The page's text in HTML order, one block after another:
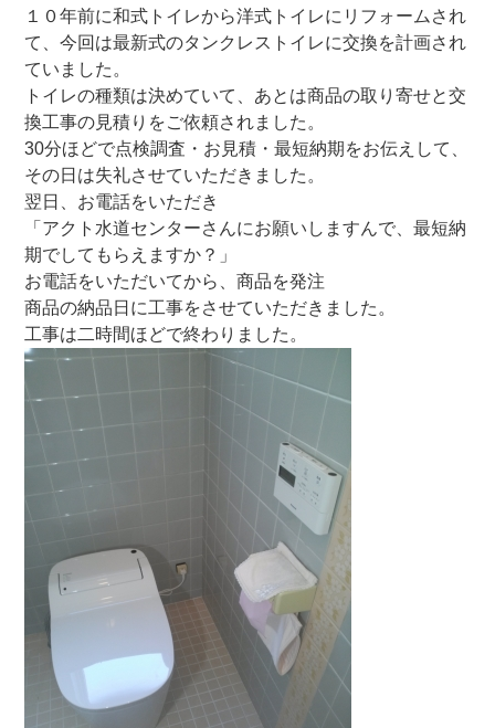
１０年前に和式トイレから洋式トイレにリフォームされ
て、今回は最新式のタンクレストイレに交換を計画され
ていました。
トイレの種類は決めていて、あとは商品の取り寄せと交
換工事の見積りをご依頼されました。
30分ほどで点検調査・お見積・最短納期をお伝えして、
その日は失礼させていただきました。
翌日、お電話をいただき
「アクト水道センターさんにお願いしますんで、最短納
期でしてもらえますか？」
お電話をいただいてから、商品を発注
商品の納品日に工事をさせていただきました。
工事は二時間ほどで終わりました。